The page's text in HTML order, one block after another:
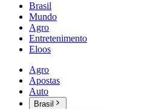
Brasil
Mundo
Agro
Entretenimento
Eloos
Agro
Apostas
Auto
Brasil